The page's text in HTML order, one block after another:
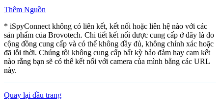
Thêm Nguồn
* iSpyConnect không có liên kết, kết nối hoặc liên hệ nào với các
sản phẩm của Brovotech. Chi tiết kết nối được cung cấp ở đây là do
cộng đồng cung cấp và có thể không đầy đủ, không chính xác hoặc
đã lỗi thời. Chúng tôi không cung cấp bất kỳ bảo đảm hay cam kết
nào rằng bạn sẽ có thể kết nối với camera của mình bằng các URL
này.
Quay lại đầu trang